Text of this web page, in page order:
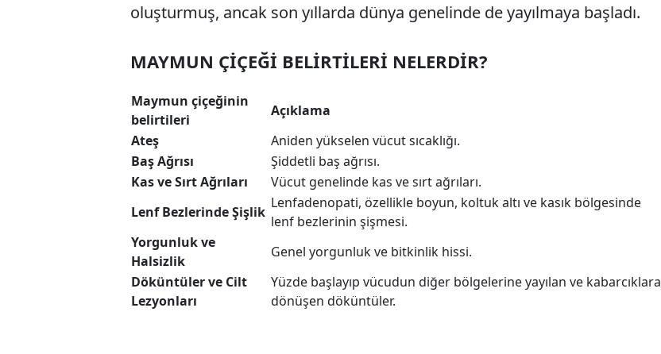
oluşturmuş, ancak son yıllarda dünya genelinde de yayılmaya başladı.
MAYMUN ÇİÇEĞİ BELİRTİLERİ NELERDİR?
Maymun çiçeğinin
belirtileri
Açıklama
Ateş
Aniden yükselen vücut sıcaklığı.
Baş Ağrısı
Şiddetli baş ağrısı.
Kas ve Sırt Ağrıları
Vücut genelinde kas ve sırt ağrıları.
Lenf Bezlerinde Şişlik
Lenfadenopati, özellikle boyun, koltuk altı ve kasık bölgesinde
lenf bezlerinin şişmesi.
Yorgunluk ve
Halsizlik
Genel yorgunluk ve bitkinlik hissi.
Döküntüler ve Cilt
Lezyonları
Yüzde başlayıp vücudun diğer bölgelerine yayılan ve kabarcıklara
dönüşen döküntüler.